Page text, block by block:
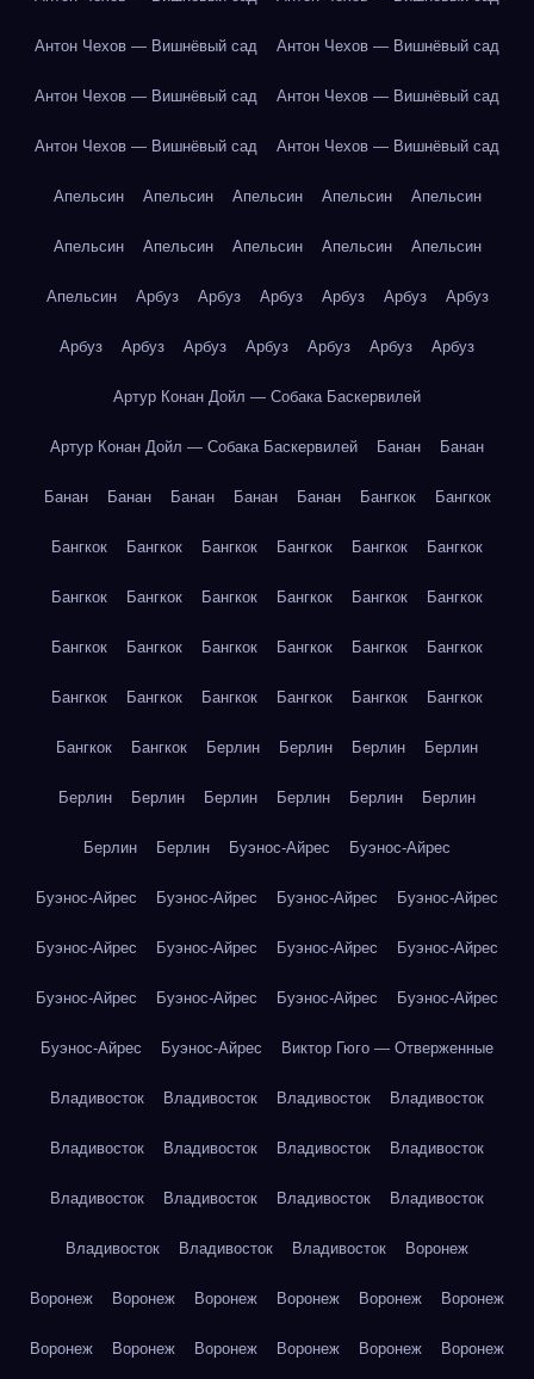
Антон Чехов — Вишнёвый сад Антон Чехов — Вишнёвый сад
Антон Чехов — Вишнёвый сад Антон Чехов — Вишнёвый сад
Антон Чехов — Вишнёвый сад Антон Чехов — Вишнёвый сад
Апельсин Апельсин Апельсин Апельсин Апельсин
Апельсин Апельсин Апельсин Апельсин Апельсин
Апельсин Арбуз Арбуз Арбуз Арбуз Арбуз Арбуз
Арбуз Арбуз Арбуз Арбуз Арбуз Арбуз Арбуз
Артур Конан Дойл — Собака Баскервилей
Артур Конан Дойл — Собака Баскервилей Банан Банан
Банан Банан Банан Банан Банан Бангкок Бангкок
Бангкок Бангкок Бангкок Бангкок Бангкок Бангкок
Бангкок Бангкок Бангкок Бангкок Бангкок Бангкок
Бангкок Бангкок Бангкок Бангкок Бангкок Бангкок
Бангкок Бангкок Бангкок Бангкок Бангкок Бангкок
Бангкок Бангкок Берлин Берлин Берлин Берлин
Берлин Берлин Берлин Берлин Берлин Берлин
Берлин Берлин Буэнос-Айрес Буэнос-Айрес
Буэнос-Айрес Буэнос-Айрес Буэнос-Айрес Буэнос-Айрес
Буэнос-Айрес Буэнос-Айрес Буэнос-Айрес Буэнос-Айрес
Буэнос-Айрес Буэнос-Айрес Буэнос-Айрес Буэнос-Айрес
Буэнос-Айрес Буэнос-Айрес Виктор Гюго — Отверженные
Владивосток Владивосток Владивосток Владивосток
Владивосток Владивосток Владивосток Владивосток
Владивосток Владивосток Владивосток Владивосток
Владивосток Владивосток Владивосток Воронеж
Воронеж Воронеж Воронеж Воронеж Воронеж Воронеж
Воронеж Воронеж Воронеж Воронеж Воронеж Воронеж